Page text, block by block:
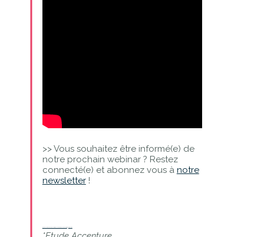
>> Vous souhaitez être informé(e) de
notre prochain webinar ? Restez
connecté(e) et abonnez vous à notre
newsletter!